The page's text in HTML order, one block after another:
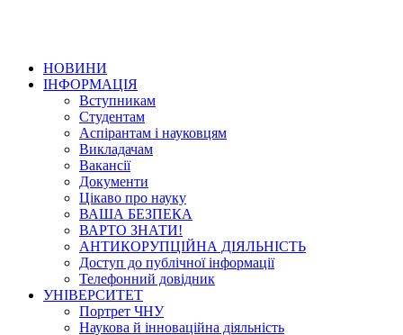
НОВИНИ
ІНФОРМАЦІЯ
Вступникам
Студентам
Аспірантам і науковцям
Викладачам
Вакансії
Документи
Цікаво про науку
ВАША БЕЗПЕКА
ВАРТО ЗНАТИ!
АНТИКОРУПЦІЙНА ДІЯЛЬНІСТЬ
Доступ до публічної інформації
Телефонний довідник
УНІВЕРСИТЕТ
Портрет ЧНУ
Наукова й інноваційна діяльність